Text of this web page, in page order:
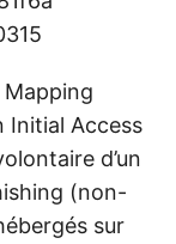
Mapping
Initial Access
d’un
(non-
sur